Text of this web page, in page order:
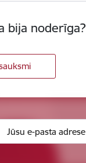
bija noderīga?